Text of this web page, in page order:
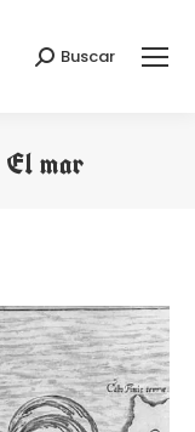
Buscar:
Buscar
El mar